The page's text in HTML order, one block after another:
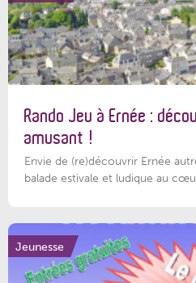
Rando Jeu à Ernée :
amusant !
Envie de (re)découvrir Ernée
balade estivale et ludique au
Jeunesse